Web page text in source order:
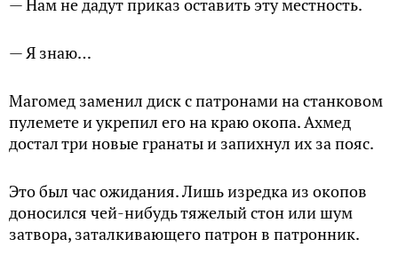
— Нам не дадут приказ оставить эту местность.
— Я знаю…
Магомед заменил диск с патронами на станковом
пулемете и укрепил его на краю окопа. Ахмед
достал три новые гранаты и запихнул их за пояс.
Это был час ожидания. Лишь изредка из окопов
доносился чей-нибудь тяжелый стон или шум
затвора, заталкивающего патрон в патронник.